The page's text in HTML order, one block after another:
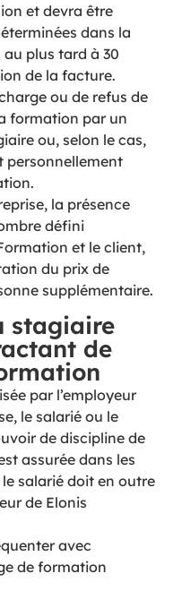
et devra être
dans la
plus tard à 30
de la facture.
ou de refus de
formation par un
ou, selon le cas,
personnellement
la présence
défini
et le client,
du prix de
supplémentaire.
stagiaire
de
par l’employeur
le salarié ou le
de discipline de
assurée dans les
salarié doit en outre
de Elonis
avec
de formation